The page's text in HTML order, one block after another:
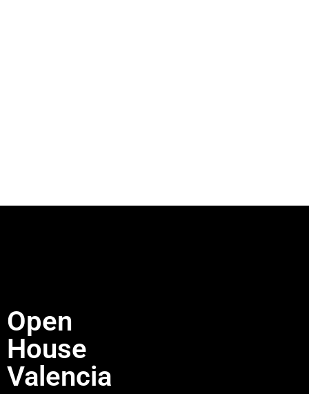
Open
House
Valencia